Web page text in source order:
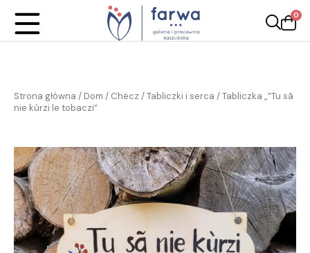
0
Strona główna / Dom / Chëcz /Tabliczki i serca / Tabliczka „”Tu sã
nie kùrzi le tobaczi”